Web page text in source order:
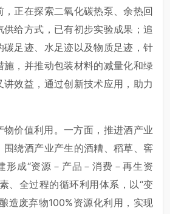
正在探索二氧化碳热泵、余热回
给方式，已有初步实验成果；追
碳足迹、水足迹以及物质足迹，针
施，并推动包装材料的减量化和绿
效益，通过创新技术应用，助力
价值利用。一方面，推进酒产业
围绕酒产业产生的酒糟、稻草、窖
形成“资源－产品－消费－再生资
、全过程的循环利用体系，以“变
造废弃物100%资源化利用，实现